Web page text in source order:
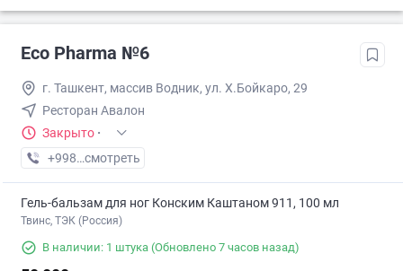
Eco Pharma №6
г. Ташкент, массив Водник, ул. Х.Бойкаро, 29
Ресторан Авалон
Закрыто ·
+998 (55) XXX-XX-XX
смотреть
Гель-бальзам для ног Конским Каштаном 911, 100 мл
Твинс, ТЭК (Россия)
В наличии: 1 штука (Обновлено 7 часов назад)